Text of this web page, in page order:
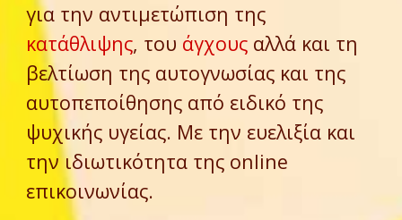
για την αντιμετώπιση της
κατάθλιψης, του άγχους αλλά και τη
βελτίωση της αυτογνωσίας και της
αυτοπεποίθησης από ειδικό της
ψυχικής υγείας. Με την ευελιξία και
την ιδιωτικότητα της online
επικοινωνίας.